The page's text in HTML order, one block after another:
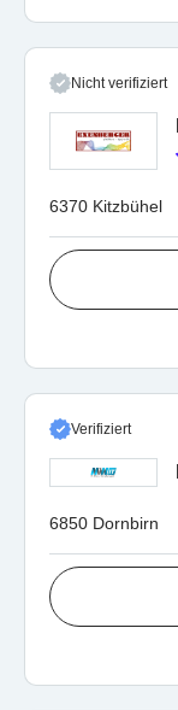
Nicht verifiziert
6370 Kitzbühel
Verifiziert
6850 Dornbirn